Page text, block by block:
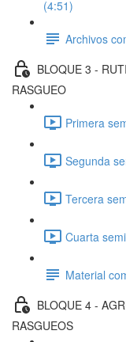
(4:51)
Archivos
BLOQUE 3 -
RASGUEO
Primera
Segunda
Tercera
Cuarta
Material
BLOQUE 4 -
RASGUEOS